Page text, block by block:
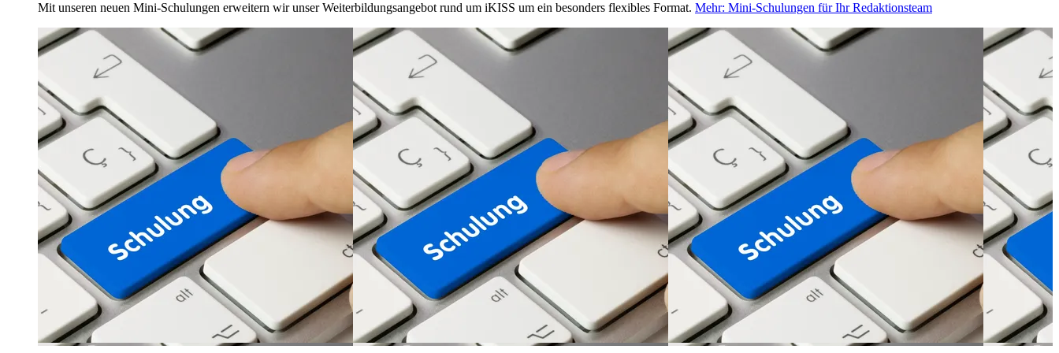
Mit unseren neuen Mini-Schulungen erweitern wir unser Weiterbildungsangebot rund um iKISS um ein besonders flexibles Format. Mehr: Mini-Schulungen für Ihr Redaktionsteam